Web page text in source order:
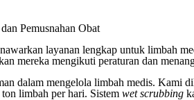
Pemusnahan Obat
layanan lengkap untuk limbah
mereka mengikuti peraturan dan
dalam mengelola limbah medis. Kami
limbah per hari. Sistem wet scrubbing